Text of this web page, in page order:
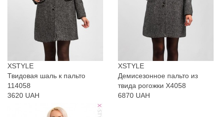
XSTYLE
Твидовая шаль к пальто
114058
3620 UAH
XSTYLE
Демисезонное пальто из
твида рогожки Х4058
6870 UAH